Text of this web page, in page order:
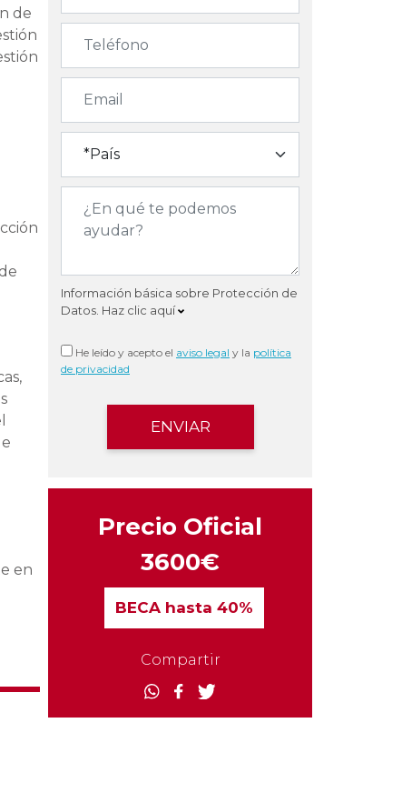
de
en
Información básica sobre Protección de
Datos. Haz clic aquí
He leído y acepto el aviso legal y la política
de privacidad
Precio Oficial
3600€
BECAhasta 40%
Compartir